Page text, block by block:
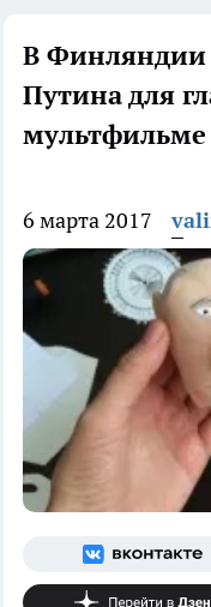
В Финляндии
Путина для
мультфильме
6 марта 2017